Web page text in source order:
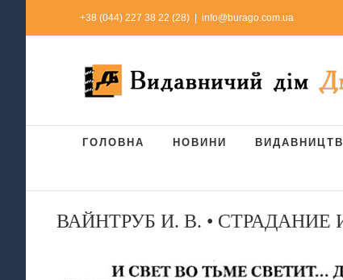
+38 (044) 227 38 22 (28) info@burago.com.ua
ГОЛОВНА НОВИНИ
ВАЙНТРУБ И. В. •